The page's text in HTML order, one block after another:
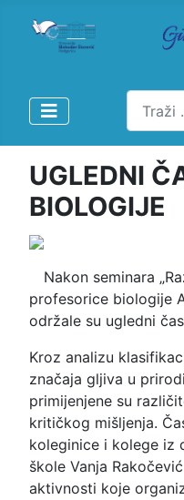
Pretraži
UGLEDNI
BIOLOGIJE
Nakon seminara
profesorice biologije
održale su ugledni
Kroz analizu
značaja gljiva u
primijenjene su
kritičkog mišljenja.
koleginice i kolege iz
škole Vanja
aktivnosti koje